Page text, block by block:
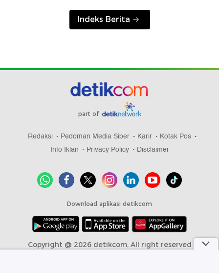
Indeks Berita
part of
Redaksi Pedoman Media Siber Karir
Kotak Pos
Info Iklan
Privacy Policy Disclaimer
Download aplikasi detikcom
Copyright @ 2026 detikcom, All right reserved